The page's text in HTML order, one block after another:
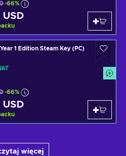
-66%
1 Edition Steam Key (PC)
-66%
więcej